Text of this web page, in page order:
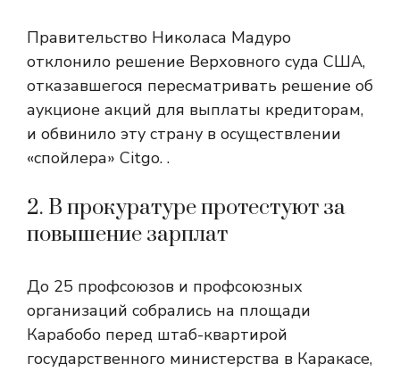
Правительство Николаса Мадуро
отклонило решение Верховного суда США,
отказавшегося пересматривать решение об
аукционе акций для выплаты кредиторам,
и обвинило эту страну в осуществлении
«спойлера» Citgo. .
2. В прокуратуре протестуют за
повышение зарплат
До 25 профсоюзов и профсоюзных
организаций собрались на площади
Карабобо перед штаб-квартирой
государственного министерства в Каракасе,